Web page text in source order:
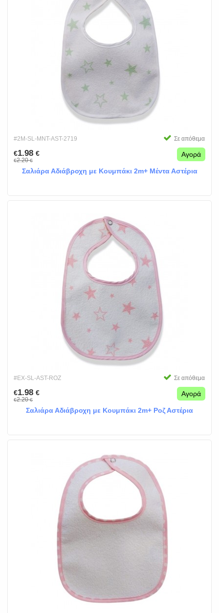
#2M-SL-MNT-AST-2719 Σε απόθεμα
€1.98 €
€2.20€
Αγορά
Σαλιάρα Αδιάβροχη με Κουμπάκι 2m+ Μέντα Αστέρια
#EX-SL-AST-ROZ Σε απόθεμα
€1.98 €
€2.20€
Αγορά
Σαλιάρα Αδιάβροχη με Κουμπάκι 2m+ Ροζ Αστέρια